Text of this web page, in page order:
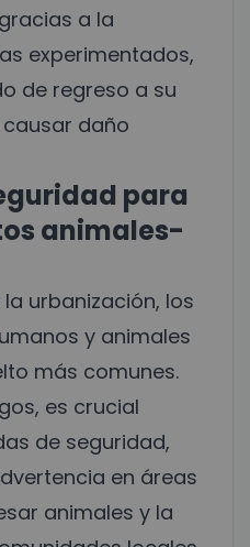
a la
experimentados,
de regreso a su
daño
para
animales-
urbanización, los
y animales
más comunes.
es crucial
de seguridad,
en áreas
animales y la